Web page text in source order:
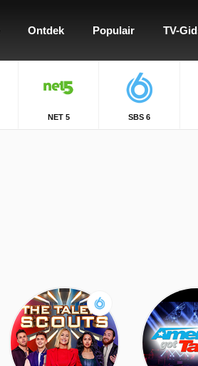
Ontdek Populair TV-
NET 5 SBS 6